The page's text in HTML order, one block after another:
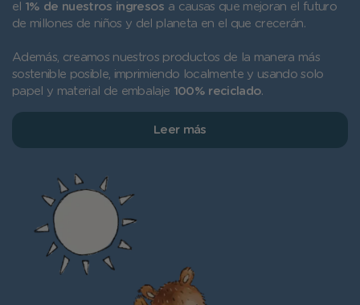
el 1% de nuestros ingresos a causas que mejoran el futuro
de millones de niños y del planeta en el que crecerán.
Además, creamos nuestros productos de la manera más
sostenible posible, imprimiendo localmente y usando solo
papel y material de embalaje 100% reciclado.
Leer más